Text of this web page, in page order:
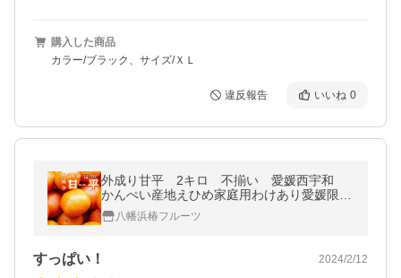
購入した商品
カラー/ブラック、サイズ/ＸＬ
違反報告 いいね 0
外成り甘平 2キロ 不揃い 愛媛西宇和
かんぺい産地えひめ家庭用わけあり愛媛限定
西宇和みかん八幡浜椿フルーツ
八幡浜椿フルーツ
すっぱい！ 2024/2/12